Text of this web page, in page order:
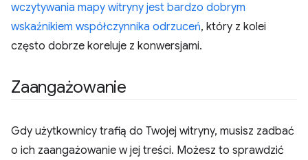
wczytywania mapy witryny jest bardzo dobrym
wskaźnikiem współczynnika odrzuceń, który z kolei
często dobrze koreluje z konwersjami.
Zaangażowanie
Gdy użytkownicy trafią do Twojej witryny, musisz zadbać
o ich zaangażowanie w jej treści. Możesz to sprawdzić